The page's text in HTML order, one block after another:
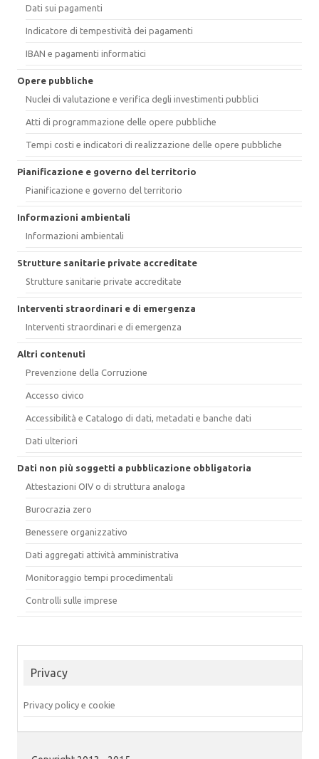
Dati sui pagamenti
Indicatore di tempestività dei pagamenti
IBAN e pagamenti informatici
Opere pubbliche
Nuclei di valutazione e verifica degli investimenti pubblici
Atti di programmazione delle opere pubbliche
Tempi costi e indicatori di realizzazione delle opere pubbliche
Pianificazione e governo del territorio
Pianificazione e governo del territorio
Informazioni ambientali
Informazioni ambientali
Strutture sanitarie private accreditate
Strutture sanitarie private accreditate
Interventi straordinari e di emergenza
Interventi straordinari e di emergenza
Altri contenuti
Prevenzione della Corruzione
Accesso civico
Accessibilità e Catalogo di dati, metadati e banche dati
Dati ulteriori
Dati non più soggetti a pubblicazione obbligatoria
Attestazioni OIV o di struttura analoga
Burocrazia zero
Benessere organizzativo
Dati aggregati attività amministrativa
Monitoraggio tempi procedimentali
Controlli sulle imprese
Privacy
Privacy policy e cookie